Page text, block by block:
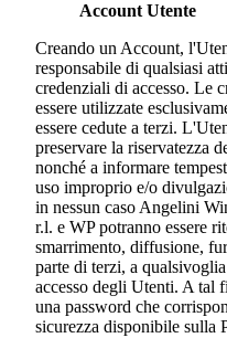
Account Utente
Creando un Account,
responsabile di qualsiasi
credenziali di accesso. Le
essere utilizzate
essere cedute a terzi.
preservare la riservatezza
nonché a informare
uso improprio e/o
in nessun caso Angelini
r.l. e WP potranno essere
smarrimento, diffusione,
parte di terzi, a
accesso degli Utenti. A tal
una password che
sicurezza disponibile sulla